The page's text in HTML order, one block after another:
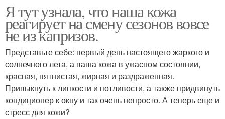
Я тут узнала, что наша кожа
реагирует на смену сезонов вовсе
не из капризов.
Представьте себе: первый день настоящего жаркого и
солнечного лета, а ваша кожа в ужасном состоянии,
красная, пятнистая, жирная и раздраженная.
Привыкнуть к липкости и потливости, а также придвинуть
кондиционер к окну и так очень непросто. А теперь еще и
стресс для кожи?